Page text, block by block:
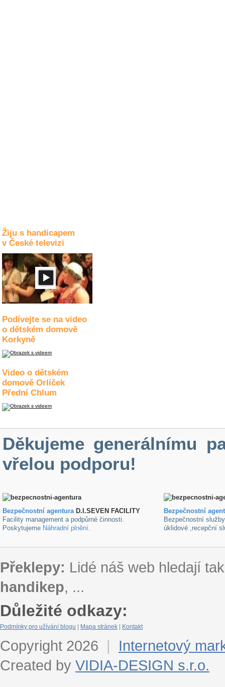
Žiju s handicapem
v České televizi
Podívejte se na video
o dětském domově
Korkyně
Video o dětském
domově Orlíček
Přední Chlum
Děkujeme generálnímu
vřelou podporu!
Bezpečnostní agenturaD.I.SEVEN FACILITY
Facility management a podpůrné činnosti.
Poskytujeme Náhradní plnění.
Bezpečnostní
Bezpečnostní
úklidové ,recepční
Překlepy: Lidé náš web hledají
handikep, ...
Důležité odkazy:
Podmínky pro užívání blogu Mapa stránek Kontakt
Copyright 2026 |
Internetový
Created by VIDIA-DESIGN s.r.o.